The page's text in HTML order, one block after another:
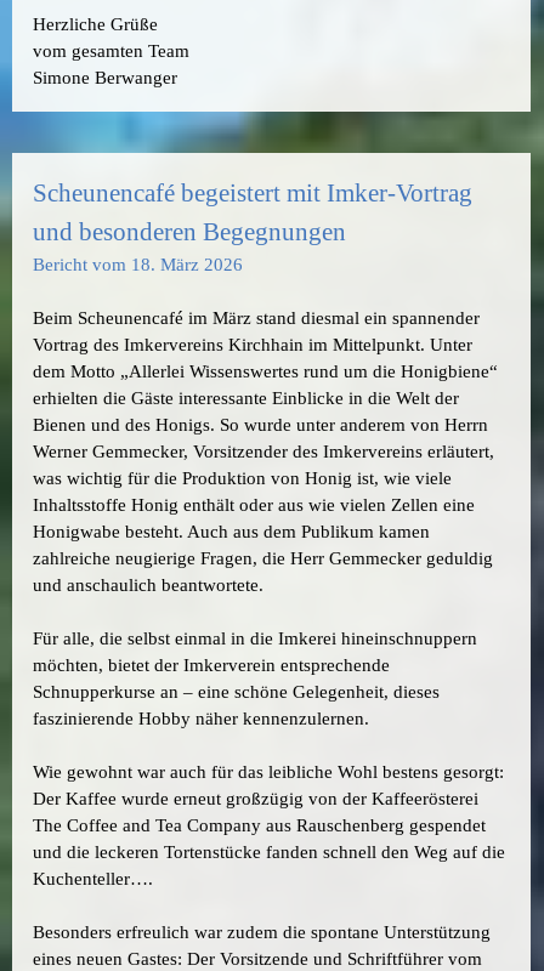
Herzliche Grüße
vom gesamten Team
Simone Berwanger
Scheunencafé begeistert mit Imker-Vortrag
und besonderen Begegnungen
Bericht vom 18. März 2026
Beim Scheunencafé im März stand diesmal ein spannender
Vortrag des Imkervereins Kirchhain im Mittelpunkt. Unter
dem Motto „Allerlei Wissenswertes rund um die Honigbiene“
erhielten die Gäste interessante Einblicke in die Welt der
Bienen und des Honigs. So wurde unter anderem von Herrn
Werner Gemmecker, Vorsitzender des Imkervereins erläutert,
was wichtig für die Produktion von Honig ist, wie viele
Inhaltsstoffe Honig enthält oder aus wie vielen Zellen eine
Honigwabe besteht. Auch aus dem Publikum kamen
zahlreiche neugierige Fragen, die Herr Gemmecker geduldig
und anschaulich beantwortete.
Für alle, die selbst einmal in die Imkerei hineinschnuppern
möchten, bietet der Imkerverein entsprechende
Schnupperkurse an – eine schöne Gelegenheit, dieses
faszinierende Hobby näher kennenzulernen.
Wie gewohnt war auch für das leibliche Wohl bestens gesorgt:
Der Kaffee wurde erneut großzügig von der Kaffeerösterei
The Coffee and Tea Company aus Rauschenberg gespendet
und die leckeren Tortenstücke fanden schnell den Weg auf die
Kuchenteller….
Besonders erfreulich war zudem die spontane Unterstützung
eines neuen Gastes: Der Vorsitzende und Schriftführer vom